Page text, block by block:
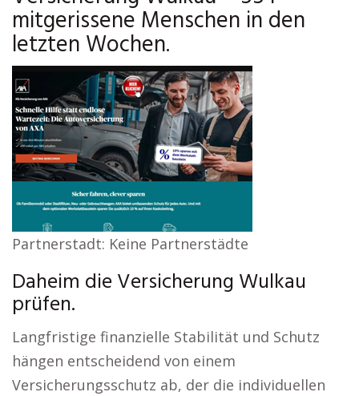
mitgerissene Menschen in den
letzten Wochen.
Partnerstadt: Keine Partnerstädte
Daheim die Versicherung Wulkau
prüfen.
Langfristige finanzielle Stabilität und Schutz
hängen entscheidend von einem
Versicherungsschutz ab, der die individuellen